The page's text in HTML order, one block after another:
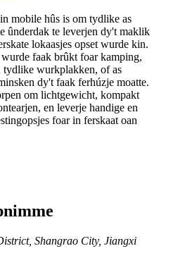
mobile hûs is om tydlike as
ûnderdak te leverjen dy't maklik
lokaasjes opset wurde kin.
faak brûkt foar kamping,
tydlike wurkplakken, of as
dy't faak ferhúzje moatte.
om lichtgewicht, kompakt
en leverje handige en
foar in ferskaat oan
Shangrao City, Jiangxi